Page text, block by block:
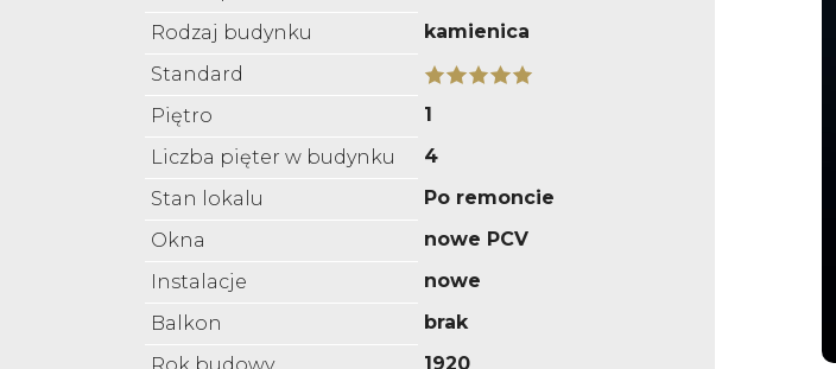
Rodzaj budynku
kamienica
Standard
Piętro
1
Liczba pięter w budynku
4
Stan lokalu
Po remoncie
Okna
nowe PCV
Instalacje
nowe
Balkon
brak
1920